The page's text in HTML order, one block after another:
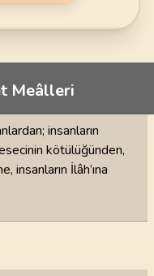
Meâlleri
insanların
kötülüğünden,
insanların İlâh’ına